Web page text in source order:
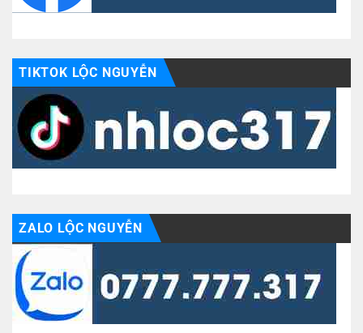
TIKTOK LỘC NGUYỄN
ZALO LỘC NGUYỄN